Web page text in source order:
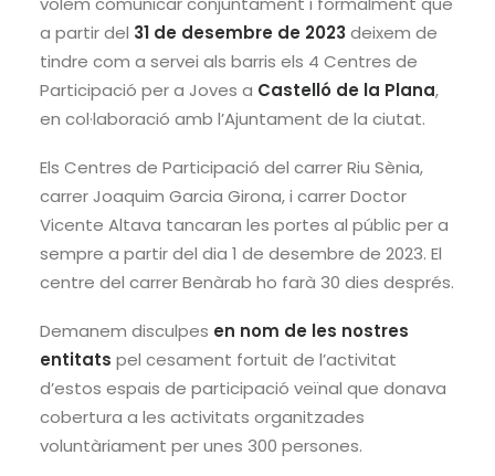
a partir del 31 de desembre de 2023 deixem de
tindre com a servei als barris els 4 Centres de
Participació per a Joves a Castelló de la Plana,
en col·laboració amb l’Ajuntament de la ciutat.
Els Centres de Participació del carrer Riu Sènia,
carrer Joaquim Garcia Girona, i carrer Doctor
Vicente Altava tancaran les portes al públic per a
sempre a partir del dia 1 de desembre de 2023. El
centre del carrer Benàrab ho farà 30 dies després.
Demanem disculpes en nom de les nostres
entitats pel cesament fortuit de l’activitat
d’estos espais de participació veïnal que donava
cobertura a les activitats organitzades
voluntàriament per unes 300 persones.